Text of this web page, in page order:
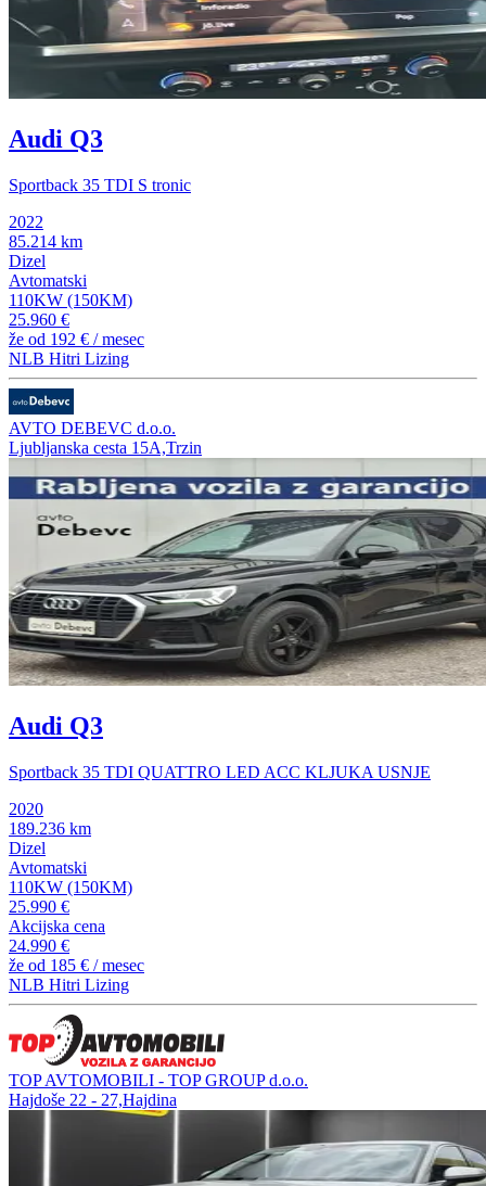
Audi Q3
Sportback 35 TDI S tronic
2022
85.214 km
Dizel
Avtomatski
110KW (150KM)
25.960 €
že od 192 € / mesec
NLB Hitri Lizing
AVTO DEBEVC d.o.o.
Ljubljanska cesta 15A,Trzin
Audi Q3
Sportback 35 TDI QUATTRO LED ACC KLJUKA USNJE
2020
189.236 km
Dizel
Avtomatski
110KW (150KM)
25.990 €
Akcijska cena
24.990 €
že od 185 € / mesec
NLB Hitri Lizing
TOP AVTOMOBILI - TOP GROUP d.o.o.
Hajdoše 22 - 27,Hajdina